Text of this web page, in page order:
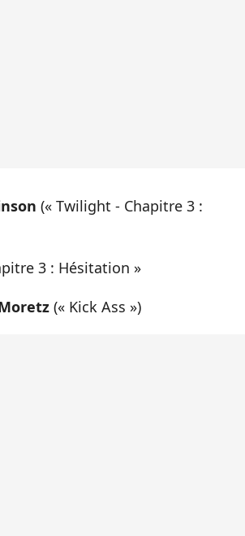
(« Twilight - Chapitre 3 :
3 : Hésitation »
(« Kick Ass »)